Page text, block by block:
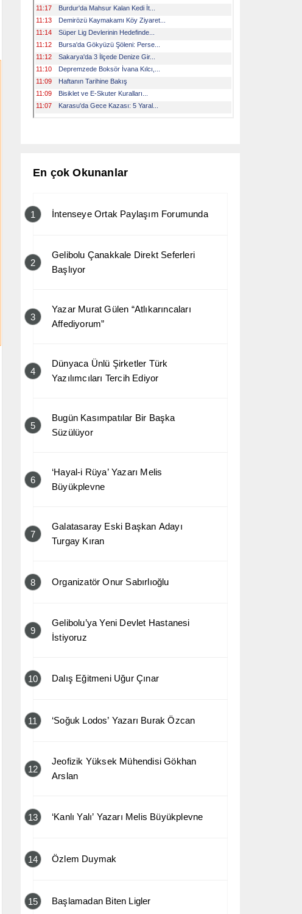
En çok Okunanlar
1 İntenseye Ortak Paylaşım Forumunda
2
Gelibolu Çanakkale Direkt Seferleri
Başlıyor
3
Yazar Murat Gülen “Atlıkarıncaları
Affediyorum”
4
Dünyaca Ünlü Şirketler Türk
Yazılımcıları Tercih Ediyor
5
Bugün Kasımpatılar Bir Başka
Süzülüyor
6
‘Hayal-i Rüya’ Yazarı Melis
Büyükplevne
7
Galatasaray Eski Başkan Adayı
Turgay Kıran
8 Organizatör Onur Sabırlıoğlu
9
Gelibolu’ya Yeni Devlet Hastanesi
İstiyoruz
10 Dalış Eğitmeni Uğur Çınar
11 ‘Soğuk Lodos’ Yazarı Burak Özcan
12
Jeofizik Yüksek Mühendisi Gökhan
Arslan
13 ‘Kanlı Yalı’ Yazarı Melis Büyükplevne
14 Özlem Duymak
15 Başlamadan Biten Ligler